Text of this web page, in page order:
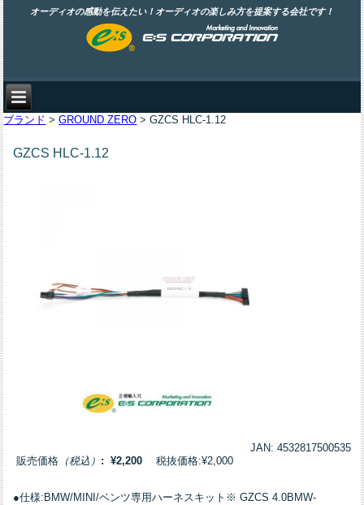
オーディオの感動を伝えたい！オーディオの楽しみ方を提案する会社です！
ブランド >GROUND ZERO > GZCS HLC-1.12
GZCS HLC-1.12
JAN: 4532817500535
販売価格 （税込） : ¥2,200 税抜価格:¥2,000
●仕様:BMW/MINI/ベンツ専用ハーネスキット※ GZCS 4.0BMW-